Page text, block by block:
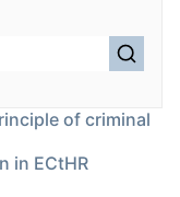
of criminal
in ECtHR